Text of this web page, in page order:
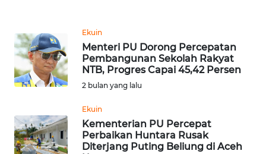
Ekuin
Menteri PU Dorong Percepatan
Pembangunan Sekolah Rakyat
NTB, Progres Capai 45,42 Persen
2 bulan yang lalu
Ekuin
Kementerian PU Percepat
Perbaikan Huntara Rusak
Diterjang Puting Beliung di Aceh
WN
SULSEL
WN
WN
SULUT